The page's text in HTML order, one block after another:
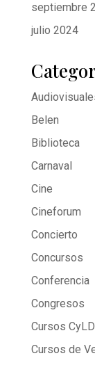
septiembre
julio 2024
Belen
Biblioteca
Carnaval
Cine
Cineforum
Concierto
Concursos
Conferencia
Congresos
Cursos CyLD
Cursos de